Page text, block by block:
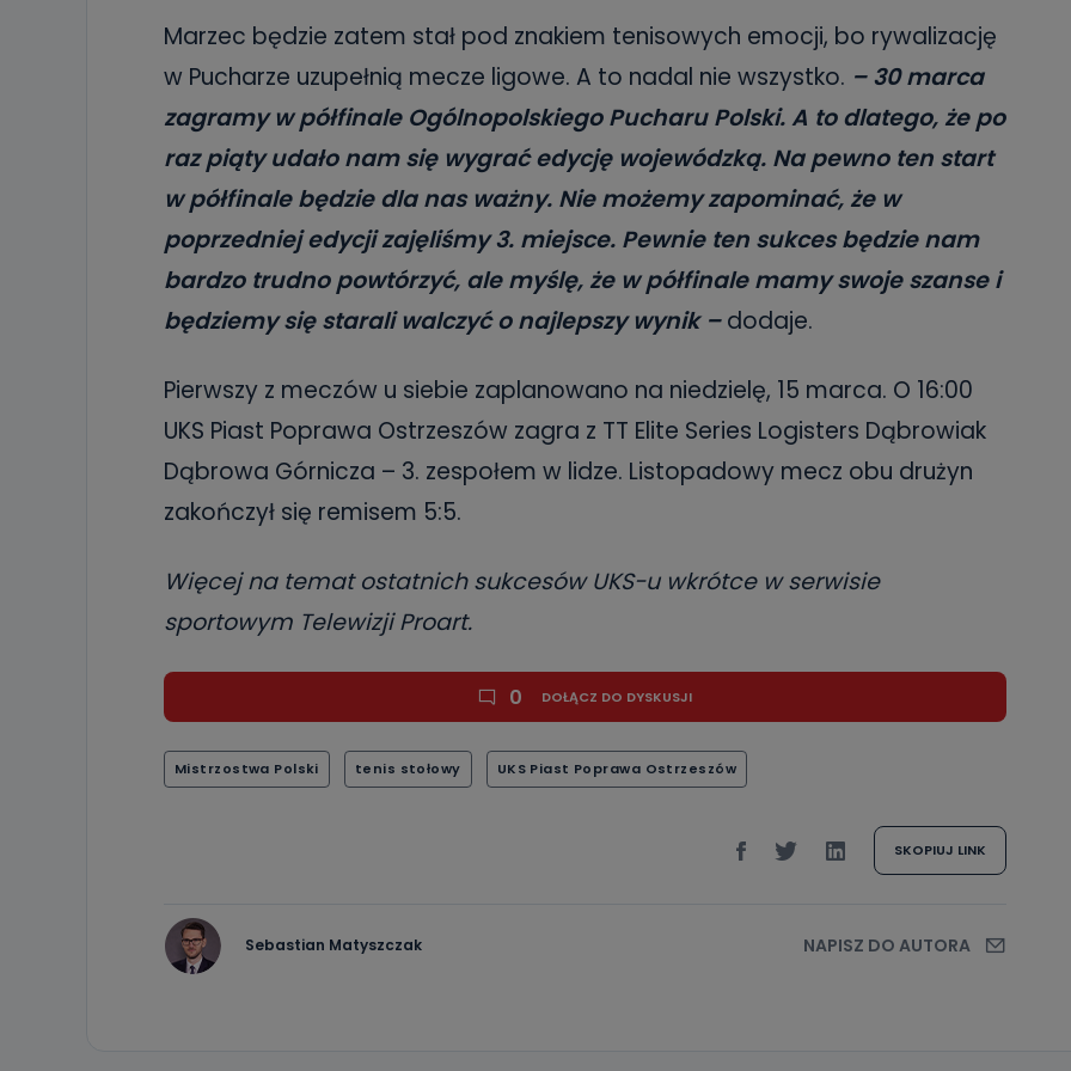
ich sprostowania, usunięcia danych, ograniczenia ich przetwarzania oraz prawo
sprzeciwu wobec ich przetwarzania.
Do kiedy Państwa dane osobowe będą przechowywane?
Do czasu wycofania zgody lub, jeśli dane będą przetwarzane na podstawie prawnie
uzasadnionego celu administratora – do momentu wniesienia sprzeciwu.
Jakie dane osobowe przetwarzamy?
Przetwarzane kategorie Państwa danych osobowych to dane, które pochodzą
Państwa (lub zostały przekazane w Państwa imieniu) lub dane osobowe, które zostały
źródeł publicznie dostępnych, w szczególności: imię i nazwisko, adres e-mail, telefon
adres korespondencyjny. Odbiorcą Pastwa danych osobowych są pracownicy i
Można to zrobić pod numerem telefonu 62 735-51-05 lub e-mailowo pod adresem:
poczta@tvproart.pl
Marzec będzie zatem stał pod znakiem tenisowych emocji, bo rywalizację
w Pucharze uzupełnią mecze ligowe. A to nadal nie wszystko. – 30 marca
zagramy w półfinale Ogólnopolskiego Pucharu Polski. A to dlatego, że po
raz piąty udało nam się wygrać edycję wojewódzką. Na pewno ten start
w półfinale będzie dla nas ważny. Nie możemy zapominać, że w
poprzedniej edycji zajęliśmy 3. miejsce. Pewnie ten sukces będzie nam
bardzo trudno powtórzyć, ale myślę, że w półfinale mamy swoje szanse i
będziemy się starali walczyć o najlepszy wynik –dodaje.
Pierwszy z meczów u siebie zaplanowano na niedzielę, 15 marca. O 16:00
UKS Piast Poprawa Ostrzeszów zagra z TT Elite Series Logisters Dąbrowiak
Dąbrowa Górnicza – 3. zespołem w lidze. Listopadowy mecz obu drużyn
zakończył się remisem 5:5.
Więcej na temat ostatnich sukcesów UKS-u wkrótce w serwisie
sportowym Telewizji Proart.
0 DOŁĄCZ DO DYSKUSJI
Mistrzostwa Polski tenis stołowy UKS Piast Poprawa Ostrzeszów
SKOPIUJ LINK
Sebastian Matyszczak NAPISZ DO AUTORA